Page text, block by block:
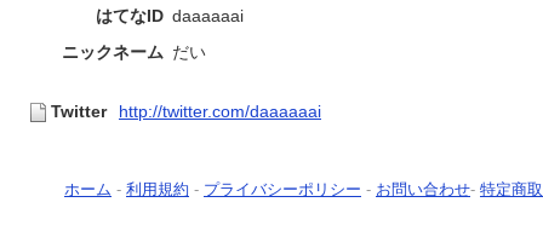
はてなID daaaaaai
ニックネーム だい
Twitter http://twitter.com/daaaaaai
ホーム - 利用規約 - プライバシーポリシー - お問い合わせ- 特定商